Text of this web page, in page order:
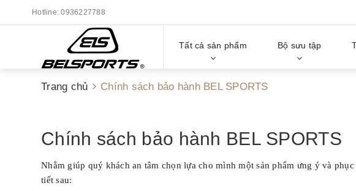
Hotline:0936227788
Tất cả sản phẩm Bộ sưu tập
Trang chủ Chính sách bảo hành BEL SPORTS
Chính sách bảo hành BEL SPORTS
Nhằm giúp quý khách an tâm chọn lựa cho mình một sản phẩm ưng ý và
tiết sau: